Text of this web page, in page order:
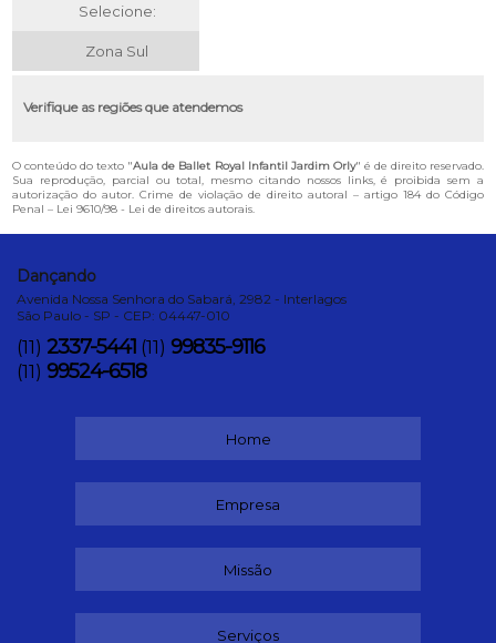
Selecione:
Zona Sul
Verifique as regiões que atendemos
O conteúdo do texto "Aula de Ballet Royal Infantil Jardim Orly" é de direito reservado.
Sua reprodução, parcial ou total, mesmo citando nossos links, é proibida sem a
autorização do autor. Crime de violação de direito autoral – artigo 184 do Código
Penal – Lei 9610/98 - Lei de direitos autorais.
Dançando
Avenida Nossa Senhora do Sabará, 2982 - Interlagos
São Paulo - SP - CEP: 04447-010
(11) 2337-5441 (11) 99835-9116
(11) 99524-6518
Home
Empresa
Missão
Serviços